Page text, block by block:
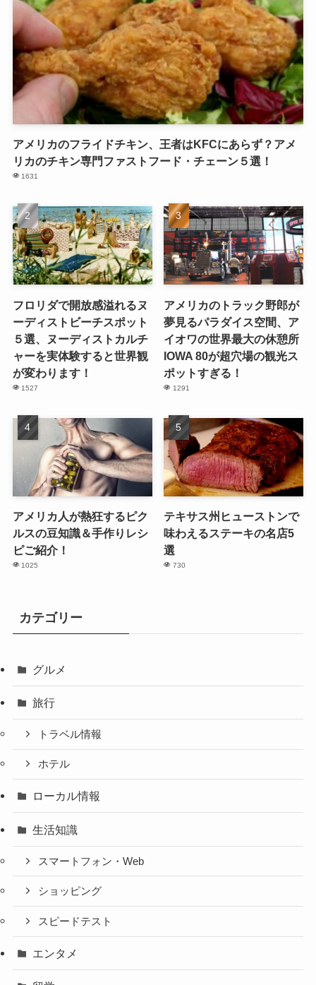
アメリカのフライドチキン、王者はKFCにあらず？アメ
リカのチキン専門ファストフード・チェーン５選！
1631
フロリダで開放感溢れるヌ
ーディストビーチスポット
５選、ヌーディストカルチ
ャーを実体験すると世界観
が変わります！
1527
アメリカのトラック野郎が
夢見るパラダイス空間、ア
イオワの世界最大の休憩所
IOWA 80が超穴場の観光ス
ポットすぎる！
1291
アメリカ人が熱狂するピク
ルスの豆知識＆手作りレシ
ピご紹介！
1025
テキサス州ヒューストンで
味わえるステーキの名店5
選
730
カテゴリー
グルメ
旅行
トラベル情報
ホテル
ローカル情報
生活知識
スマートフォン・Web
ショッピング
スピードテスト
エンタメ